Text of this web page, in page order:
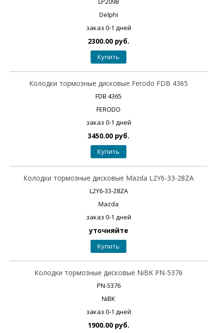
Delphi
заказ 0-1 дней
2300.00 руб.
Купить
Колодки тормозные дисковые Ferodo FDB 4365
FDB 4365
FERODO
заказ 0-1 дней
3450.00 руб.
Купить
Колодки тормозные дисковые Mazda L2Y6-33-28ZA
L2Y6-33-28ZA
Mazda
заказ 0-1 дней
уточняйте
Купить
Колодки тормозные дисковые NiBK PN-5376
PN-5376
NiBK
заказ 0-1 дней
1900.00 руб.